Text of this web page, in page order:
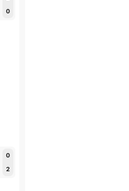
0
0
2